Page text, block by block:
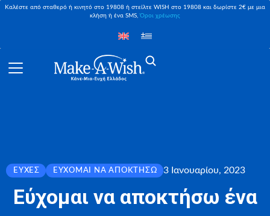
Καλέστε από σταθερό ή κινητό στο 19808 ή στείλτε WISH στο 19808 και δωρίστε 2€ με μια
κλήση ή ένα SMS,Όροι χρέωσης
ΕΥΧΈΣ ΕΎΧΟΜΑΙ ΝΑ ΑΠΟΚΤΉΣΩ 3 Ιανουαρίου, 2023
Εύχομαι να αποκτήσω ένα